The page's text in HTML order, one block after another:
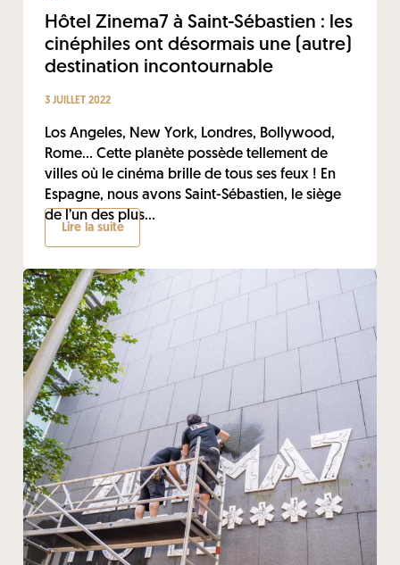
Hôtel Zinema7 à Saint-Sébastien : les
cinéphiles ont désormais une (autre)
destination incontournable
3 JUILLET 2022
Los Angeles, New York, Londres, Bollywood,
Rome... Cette planète possède tellement de
villes où le cinéma brille de tous ses feux ! En
Espagne, nous avons Saint-Sébastien, le siège
de l’un des plus...
Lire la suite